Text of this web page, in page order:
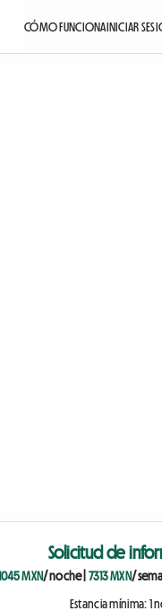
CÓMO FUNCIONAINICIAR
Solicitud de
MXN/ noche| 7313 MXN/
Estancia mínima: 1